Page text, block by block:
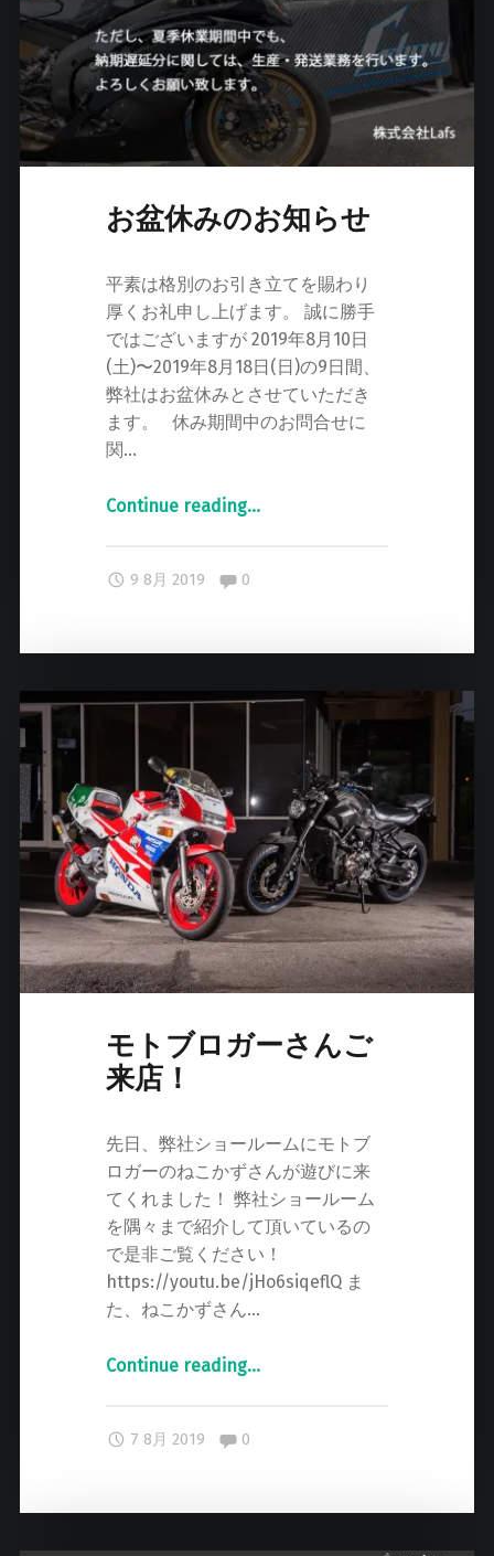
お盆休みのお知らせ
平素は格別のお引き立てを賜わり
厚くお礼申し上げます。 誠に勝手
ではございますが 2019年8月10日
(土)〜2019年8月18日(日)の9日間、
弊社はお盆休みとさせていただき
ます。 休み期間中のお問合せに
関…
Continue reading"
休
知
…
9 8月 2019 Comments:
0
モトブロガーさんご
来店！
先日、弊社ショールームにモトブ
ロガーのねこかずさんが遊びに来
てくれました！ 弊社ショールーム
を隅々まで紹介して頂いているの
で是非ご覧ください！
https://youtu.be/jHo6siqeflQ ま
た、ねこかずさん…
Continue reading"
ブ
…
7 8月 2019 Comments:
0